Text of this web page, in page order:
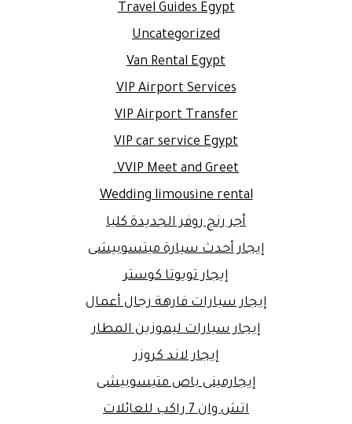
Travel Guides Egypt
Uncategorized
Van Rental Egypt
VIP Airport Services
VIP Airport Transfer
VIP car service Egypt
VVIP Meet and Greet.
Wedding limousine rental
أجر رنج روفر الجديدة كليا
إيجار أحدث سيارة ميتسوبيشى
إيجار تويوتا كوستر
إيجار سيارات فارهة رجال أعمال
إيجار سيارات ليموزين المطار
إيجار لاند كروزر
إيجارمينى باص متيسوبيشى
اتش وان 7 راكب للعائلات